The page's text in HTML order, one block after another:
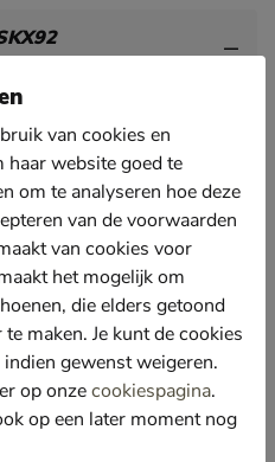
wat we gewend zijn van
draaggevoel
voorkomt.
voetbed zorgt ervoor
temperatuur blijven en
demping.
tussenzool
tand-profiel voor meer
van cookies en
haar website goed te
om te analyseren hoe deze
van de voorwaarden
van cookies voor
het mogelijk om
die elders getoond
maken. Je kunt de cookies
gewenst weigeren.
op onzecookiespagina.
op een later moment nog